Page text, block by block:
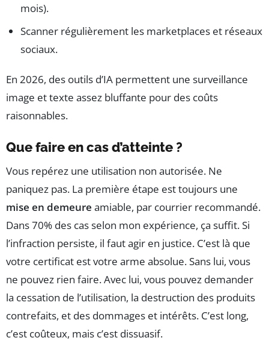
mois).
Scanner régulièrement les marketplaces et réseaux
sociaux.
En 2026, des outils d’IA permettent une surveillance
image et texte assez bluffante pour des coûts
raisonnables.
Que faire en cas d’atteinte ?
Vous repérez une utilisation non autorisée. Ne
paniquez pas. La première étape est toujours une
mise en demeure amiable, par courrier recommandé.
Dans 70% des cas selon mon expérience, ça suffit. Si
l’infraction persiste, il faut agir en justice. C’est là que
votre certificat est votre arme absolue. Sans lui, vous
ne pouvez rien faire. Avec lui, vous pouvez demander
la cessation de l’utilisation, la destruction des produits
contrefaits, et des dommages et intérêts. C’est long,
c’est coûteux, mais c’est dissuasif.